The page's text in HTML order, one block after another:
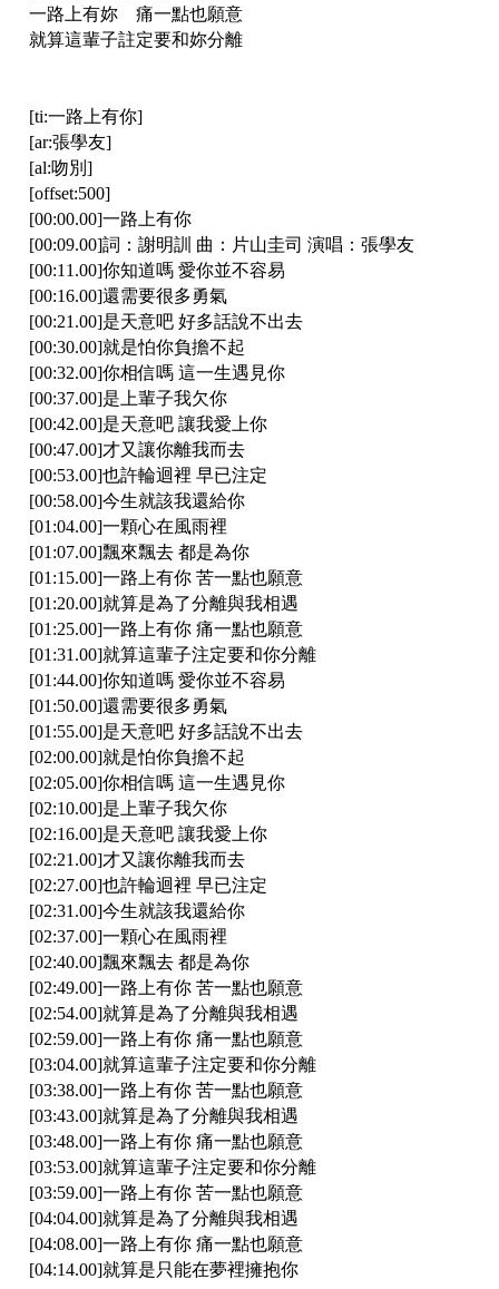
一路上有妳 痛一點也願意
就算這輩子註定要和妳分離
[ti:一路上有你]
[ar:張學友]
[al:吻別]
[offset:500]
[00:00.00]一路上有你
[00:09.00]詞：謝明訓 曲：片山圭司 演唱：張學友
[00:11.00]你知道嗎 愛你並不容易
[00:16.00]還需要很多勇氣
[00:21.00]是天意吧 好多話說不出去
[00:30.00]就是怕你負擔不起
[00:32.00]你相信嗎 這一生遇見你
[00:37.00]是上輩子我欠你
[00:42.00]是天意吧 讓我愛上你
[00:47.00]才又讓你離我而去
[00:53.00]也許輪迴裡 早已注定
[00:58.00]今生就該我還給你
[01:04.00]一顆心在風雨裡
[01:07.00]飄來飄去 都是為你
[01:15.00]一路上有你 苦一點也願意
[01:20.00]就算是為了分離與我相遇
[01:25.00]一路上有你 痛一點也願意
[01:31.00]就算這輩子注定要和你分離
[01:44.00]你知道嗎 愛你並不容易
[01:50.00]還需要很多勇氣
[01:55.00]是天意吧 好多話說不出去
[02:00.00]就是怕你負擔不起
[02:05.00]你相信嗎 這一生遇見你
[02:10.00]是上輩子我欠你
[02:16.00]是天意吧 讓我愛上你
[02:21.00]才又讓你離我而去
[02:27.00]也許輪迴裡 早已注定
[02:31.00]今生就該我還給你
[02:37.00]一顆心在風雨裡
[02:40.00]飄來飄去 都是為你
[02:49.00]一路上有你 苦一點也願意
[02:54.00]就算是為了分離與我相遇
[02:59.00]一路上有你 痛一點也願意
[03:04.00]就算這輩子注定要和你分離
[03:38.00]一路上有你 苦一點也願意
[03:43.00]就算是為了分離與我相遇
[03:48.00]一路上有你 痛一點也願意
[03:53.00]就算這輩子注定要和你分離
[03:59.00]一路上有你 苦一點也願意
[04:04.00]就算是為了分離與我相遇
[04:08.00]一路上有你 痛一點也願意
[04:14.00]就算是只能在夢裡擁抱你